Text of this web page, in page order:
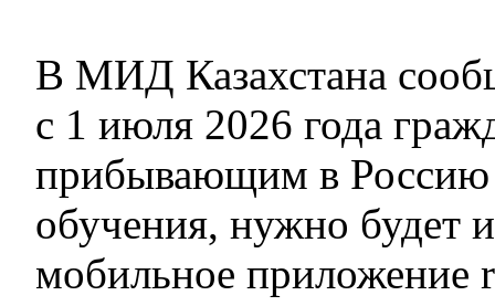
В МИД Казахстана
с 1 июля 2026 года
прибывающим в Россию
обучения, нужно будет
мобильное приложение